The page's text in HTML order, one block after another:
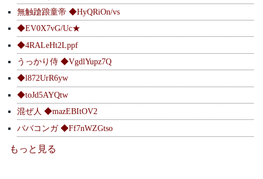
無触蹌踉童帝 ◆HyQRiOn/vs
◆EV0X7vG/Uc★
◆4RALeHt2Lppf
うっかり侍 ◆VgdlYupz7Q
◆l872UrR6yw
◆toJd5AYQtw
混ぜ人 ◆mazEBItOV2
ババコンガ ◆Ff7nWZGtso
もっと見る